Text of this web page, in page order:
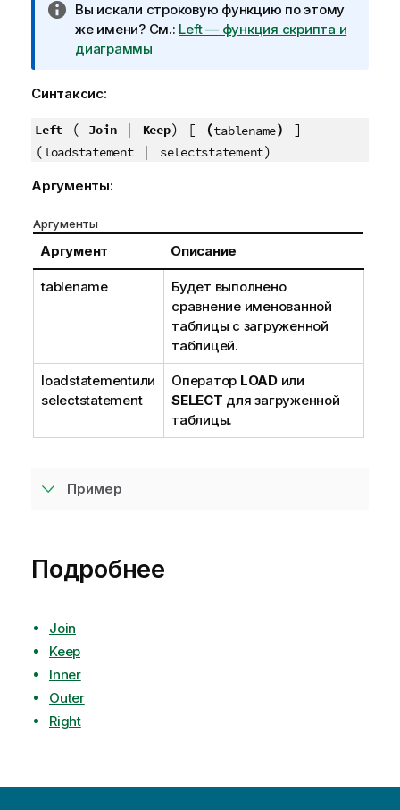
П
р
и
е
а
н
е
и
н
ф
о
ц
и
и
Вы искали строковую функцию по этому
же имени? См.: Left — функция скриптa и
диаграммы
Синтаксис:
Left ( Join| Keep) [ (tablename)
]
(loadstatement| selectstatement)
Аргументы:
Аргументы
Аргумент Описание
tablename
Будет выполнено
сравнение именованной
таблицы с загруженной
таблицей.
loadstatementили
selectstatement
Оператор LOADили
SELECT для загруженной
таблицы.
Пример
Подробнее
Join
Keep
Inner
Outer
Right